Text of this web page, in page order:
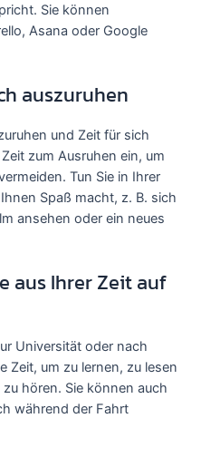
Sie können
Asana oder Google
auszuruhen
und Zeit für sich
zum Ausruhen ein, um
Tun Sie in Ihrer
Spaß macht, z. B. sich
ansehen oder ein neues
aus Ihrer Zeit auf
Universität oder nach
Zeit, um zu lernen, zu lesen
hören. Sie können auch
während der Fahrt